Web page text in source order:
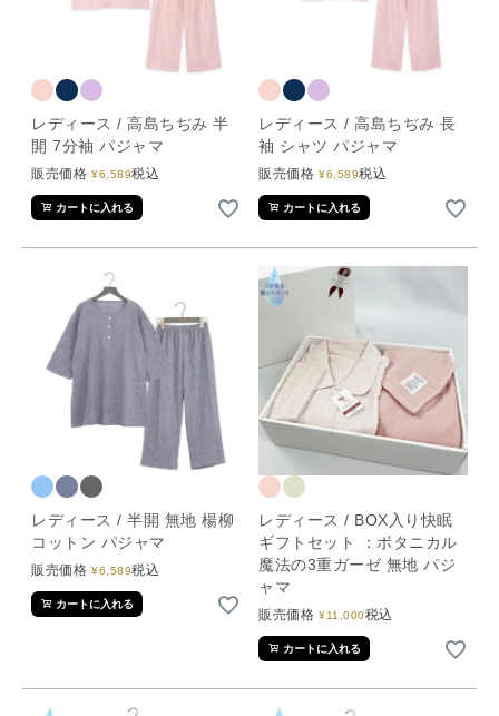
レディース / 高島ちぢみ 半
開 7分袖 パジャマ
販売価格 ¥6,589税込
カートに入れる
レディース / 高島ちぢみ 長
袖 シャツ パジャマ
販売価格 ¥6,589税込
カートに入れる
レディース / 半開 無地 楊柳
コットン パジャマ
販売価格 ¥6,589税込
カートに入れる
レディース / BOX入り快眠
ギフトセット ：ボタニカル
魔法の3重ガーゼ 無地 パジ
ャマ
販売価格 ¥11,000税込
カートに入れる